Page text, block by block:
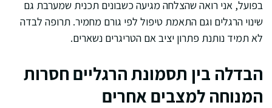
בפועל, אני רואה שהצלחה מגיעה כשבונים תכנית שמערבת גם
שינוי הרגלים וגם התאמת טיפול לפי גורם מחמיר. תרופה לבדה
לא תמיד נותנת פתרון יציב אם הטריגרים נשארים.
הבדלה בין תסמונת הרגליים חסרות
המנוחה למצבים אחרים